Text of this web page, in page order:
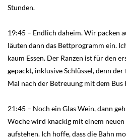
Stunden.
19:45 – Endlich daheim. Wir packen
läuten dann das Bettprogramm ein.
kaum Essen. Der Ranzen ist für den
gepackt, inklusive Schlüssel, denn
Mal nach der Betreuung mit dem
21:45 – Noch ein Glas Wein, dann
Woche wird knackig mit einem
aufstehen. Ich hoffe, dass die Bahn